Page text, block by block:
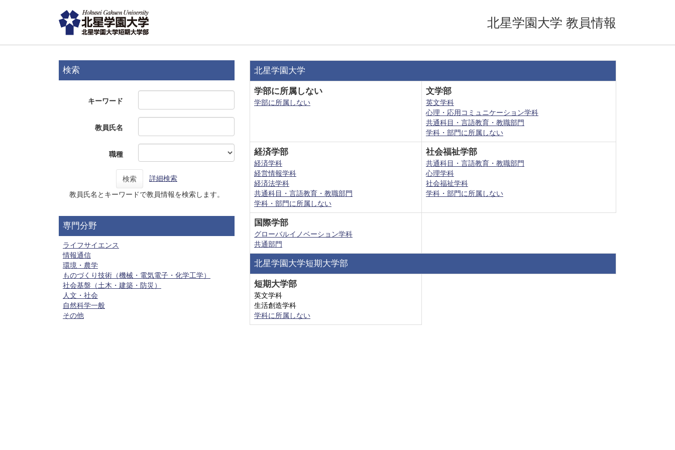
北星学園大学 教員情報
検索
キーワード
教員氏名
職種
検索 詳細検索
教員氏名とキーワードで教員情報を検索します。
専門分野
ライフサイエンス
情報通信
環境・農学
ものづくり技術（機械・電気電子・化学工学）
社会基盤（土木・建築・防災）
人文・社会
自然科学一般
その他
北星学園大学
学部に所属しない
学部に所属しない
文学部
英文学科
心理・応用コミュニケーション学科
共通科目・言語教育・教職部門
学科・部門に所属しない
経済学部
経済学科
経営情報学科
経済法学科
共通科目・言語教育・教職部門
学科・部門に所属しない
社会福祉学部
共通科目・言語教育・教職部門
心理学科
社会福祉学科
学科・部門に所属しない
国際学部
グローバルイノベーション学科
共通部門
北星学園大学短期大学部
短期大学部
英文学科
生活創造学科
学科に所属しない